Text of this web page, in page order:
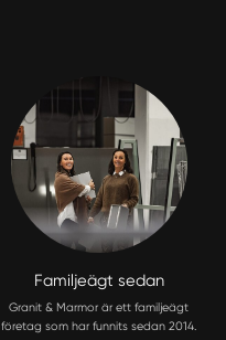
Familjeägt sedan
Granit & Marmor är ett familjeägt
företag som har funnits sedan 2014.